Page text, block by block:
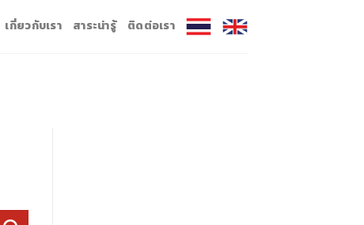
เกี่ยวกับเรา สาระน่ารู้ ติดต่อเรา